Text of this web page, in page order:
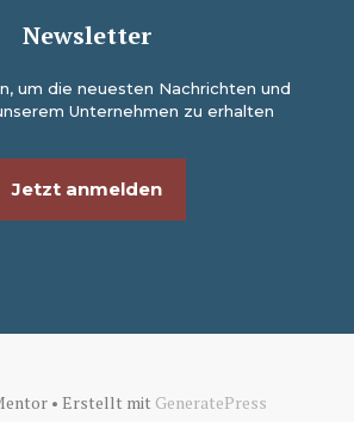
Newsletter
um die neuesten Nachrichten und
Unternehmen zu erhalten
Jetzt anmelden
• Erstellt mit GeneratePress